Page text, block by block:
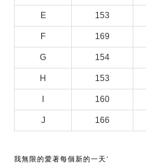
E 153
F 169
G 154
H 153
I 160
J 166
我無限的愛著每個新的一天’